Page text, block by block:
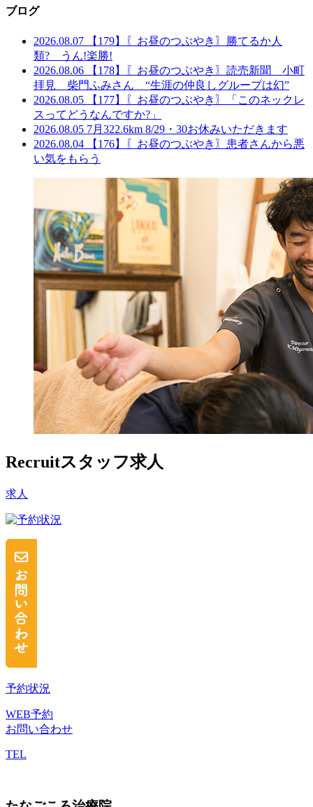
ブログ
2026.08.07
【179】〖お昼のつぶやき〗勝てるか人
類? うん!楽勝!
2026.08.06
【178】〖お昼のつぶやき〗読売新聞 小町
拝見 柴門ふみさん “生涯の仲良しグループは幻”
2026.08.05
【177】〖お昼のつぶやき〗「このネックレ
スってどうなんですか?」
2026.08.05 7月322.6km 8/29・30お休みいただきます
2026.08.04
【176】〖お昼のつぶやき〗患者さんから悪
い気をもらう
Recruitスタッフ求人
求人
予約状況
WEB予約
お問い合わせ
TEL